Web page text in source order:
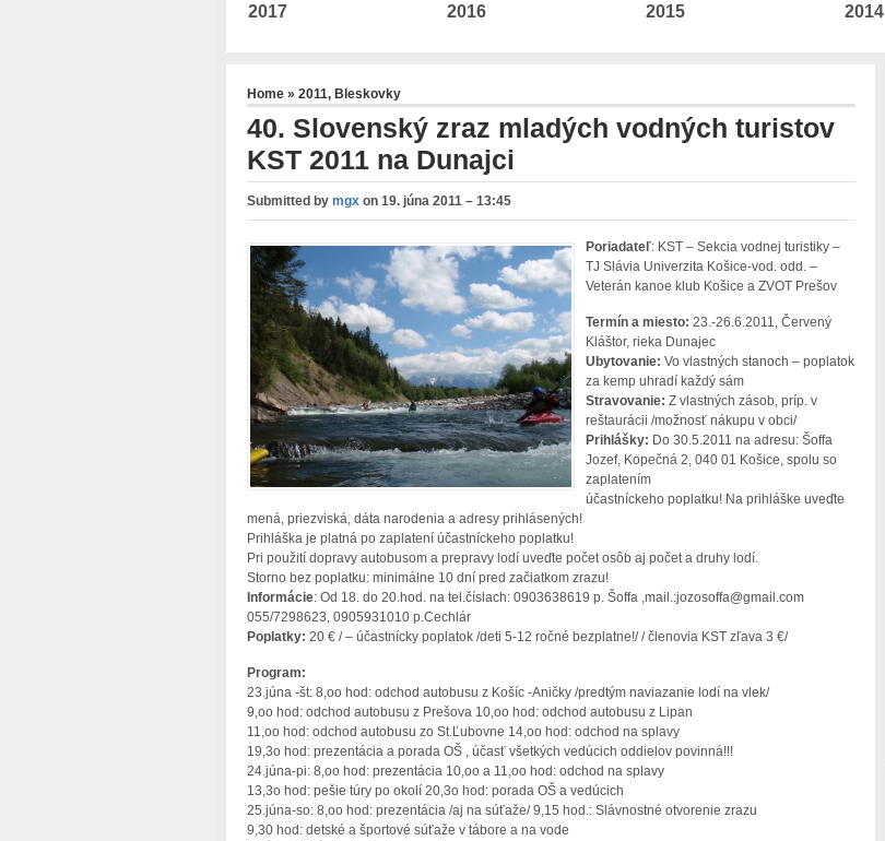
2017 2016 2015 2014
Home » 2011, Bleskovky
40. Slovenský zraz mladých vodných turistov
KST 2011 na Dunajci
Submitted by mgxon 19. júna 2011 – 13:45
Poriadateľ: KST – Sekcia vodnej turistiky –
TJ Slávia Univerzita Košice-vod. odd. –
Veterán kanoe klub Košice a ZVOT Prešov
Termín a miesto: 23.-26.6.2011, Červený
Kláštor, rieka Dunajec
Ubytovanie: Vo vlastných stanoch – poplatok
za kemp uhradí každý sám
Stravovanie: Z vlastných zásob, príp. v
reštaurácii /možnosť nákupu v obci/
Prihlášky: Do 30.5.2011 na adresu: Šoffa
Jozef, Kopečná 2, 040 01 Košice, spolu so
zaplatením
účastníckeho poplatku! Na prihláške uveďte
mená, priezviská, dáta narodenia a adresy prihlásených!
Prihláška je platná po zaplatení účastníckeho poplatku!
Pri použití dopravy autobusom a prepravy lodí uveďte počet osôb aj počet a druhy lodí.
Storno bez poplatku: minimálne 10 dní pred začiatkom zrazu!
Informácie: Od 18. do 20.hod. na tel.číslach: 0903638619 p. Šoffa ,mail.:jozosoffa@gmail.com
055/7298623, 0905931010 p.Cechlár
Poplatky: 20 € / – účastnícky poplatok /deti 5-12 ročné bezplatne!/ / členovia KST zľava 3 €/
Program:
23.júna -št: 8,oo hod: odchod autobusu z Košíc -Aničky /predtým naviazanie lodí na vlek/
9,oo hod: odchod autobusu z Prešova 10,oo hod: odchod autobusu z Lipan
11,oo hod: odchod autobusu zo St.Ľubovne 14,oo hod: odchod na splavy
19,3o hod: prezentácia a porada OŠ , účasť všetkých vedúcich oddielov povinná!!!
24.júna-pi: 8,oo hod: prezentácia 10,oo a 11,oo hod: odchod na splavy
13,3o hod: pešie túry po okolí 20,3o hod: porada OŠ a vedúcich
25.júna-so: 8,oo hod: prezentácia /aj na súťaže/ 9,15 hod.: Slávnostné otvorenie zrazu
9,30 hod: detské a športové súťaže v tábore a na vode